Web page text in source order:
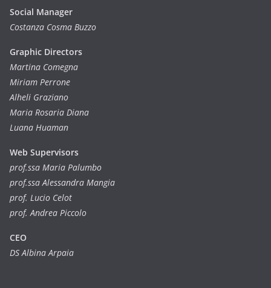
Social Manager
Costanza Cosma Buzzo
Graphic Directors
Martina Comegna
Miriam Perrone
Alheli Graziano
Maria Rosaria Diana
Luana Huaman
Web Supervisors
prof.ssa Maria Palumbo
prof.ssa Alessandra Mangia
prof. Lucio Celot
prof. Andrea Piccolo
CEO
DS Albina Arpaia